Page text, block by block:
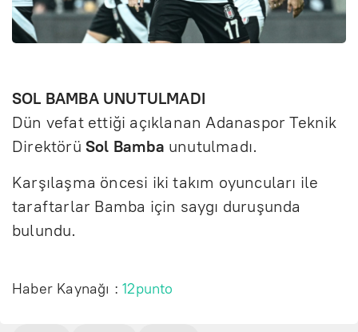
SOL BAMBA UNUTULMADI
Dün vefat ettiği açıklanan Adanaspor Teknik
Direktörü Sol Bamba unutulmadı.
Karşılaşma öncesi iki takım oyuncuları ile
taraftarlar Bamba için saygı duruşunda
bulundu.
Haber Kaynağı :12punto